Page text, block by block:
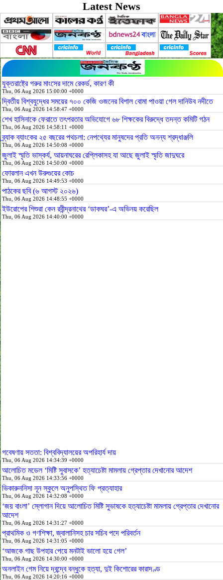
Latest News
যুক্তরাষ্ট্রে গরুর মাংসের দামে রেকর্ড, কারণ কী
Thu, 06 Aug 2026 15:00:00 +0000
দ্বিতীয় বিশ্বযুদ্ধের সময়ের ৭০০ কেজি ওজনের বিশাল বোমা পাওয়া গেল দানিউব নদীতে
Thu, 06 Aug 2026 14:58:47 +0000
শেখ হাসিনাকে ফেরাতে তৎপরতার অভিযোগে ৬৮ শিক্ষকের বিরুদ্ধে তদন্ত কমিটি গঠন
Thu, 06 Aug 2026 14:58:11 +0000
ব্র্যাক ব্যাংকের ২৫ বছরের পথচলা: নেপথ্যের মানুষদের প্রতি অনন্য শ্রদ্ধাঞ্জলি
Thu, 06 Aug 2026 14:50:08 +0000
জুলাই স্মৃতি ভাস্কর্য, আয়নাঘরের রেপ্লিকাসহ যা আছে জুলাই স্মৃতি জাদুঘরে
Thu, 06 Aug 2026 14:50:00 +0000
ফোরলান এখন উরুগুয়ের কোচ
Thu, 06 Aug 2026 14:49:53 +0000
পাঠকের ছবি (৬ আগস্ট ২০২৬)
Thu, 06 Aug 2026 14:48:55 +0000
ইউরোপের শিশুরা কেন রবীন্দ্রনাথের ‘ডাকঘর’-এ অভিনয় করেছিল
Thu, 06 Aug 2026 14:40:00 +0000
গবেষণায় সততা: বিশ্ববিদ্যালয়ের অপরিহার্য দায়
Thu, 06 Aug 2026 14:34:39 +0000
আলোচিত মডেল ‘মিষ্টি সুবাসকে’ হত্যাচেষ্টা মামলায় গ্রেপ্তার দেখানোর আদেশ
Thu, 06 Aug 2026 14:33:56 +0000
ভিকারুননিসা নূন স্কুলে অনুপস্থিত ফি প্রত্যাহার
Thu, 06 Aug 2026 14:32:08 +0000
‘জয় বাংলা’ স্লোগান দিয়ে আলোচিত মিষ্টি সুভাষকে হত্যাচেষ্টা মামলায় গ্রেপ্তার দেখানোর
আদেশ
Thu, 06 Aug 2026 14:31:27 +0000
প্রাথমিক ও গণশিক্ষা, জ্বালানিসহ চার সচিব পদে পরিবর্তন
Thu, 06 Aug 2026 14:31:05 +0000
‘আজকে গাছ উপহার পেয়ে মনটাই ভালো হয়ে গেল’
Thu, 06 Aug 2026 14:30:00 +0000
অনলাইন গেম নিয়ে দ্বন্দ্বে বন্ধুকে হত্যা, দুই কিশোরের কারাদণ্ড
Thu, 06 Aug 2026 14:20:16 +0000